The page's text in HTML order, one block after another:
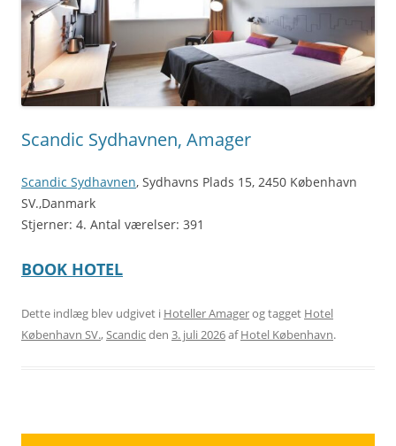
Scandic Sydhavnen, Amager
Scandic Sydhavnen, Sydhavns Plads 15, 2450 København
SV.,Danmark
Stjerner: 4. Antal værelser: 391
BOOK HOTEL
Dette indlæg blev udgivet i Hoteller Amagerog tagget Hotel
København SV.,Scandicden 3. juli 2026afHotel København.